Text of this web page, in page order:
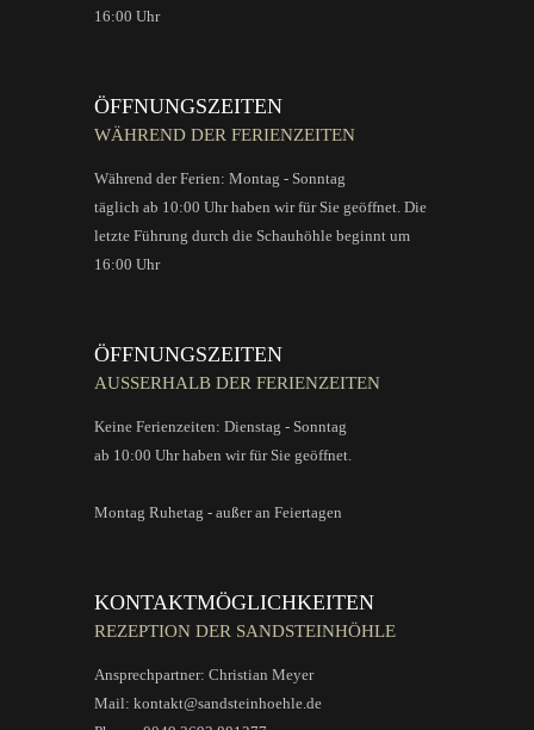
16:00 Uhr
ÖFFNUNGSZEITEN
WÄHREND DER FERIENZEITEN
Während der Ferien: Montag - Sonntag
täglich ab 10:00 Uhr haben wir für Sie geöffnet. Die
letzte Führung durch die Schauhöhle beginnt um
16:00 Uhr
ÖFFNUNGSZEITEN
AUSSERHALB DER FERIENZEITEN
Keine Ferienzeiten: Dienstag - Sonntag
ab 10:00 Uhr haben wir für Sie geöffnet.
Montag Ruhetag - außer an Feiertagen
KONTAKTMÖGLICHKEITEN
REZEPTION DER SANDSTEINHÖHLE
Ansprechpartner: Christian Meyer
Mail: kontakt@sandsteinhoehle.de